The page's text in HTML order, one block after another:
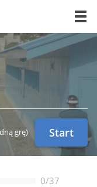
grę) Start
0/37